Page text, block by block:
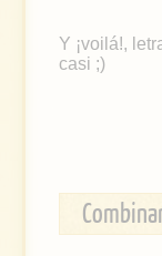
Y ¡voilá!,
casi ;)